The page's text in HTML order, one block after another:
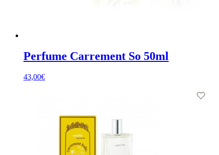
Perfume Carrement So 50ml
43,00€